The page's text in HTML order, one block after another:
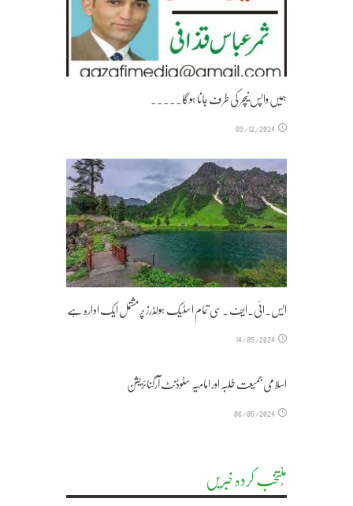
ہمیں واپس نیچر کی طرف جانا ہوگا۔۔۔۔۔
09/12/2024
ایس۔ائی۔ایف ۔سی تمام اسٹیک ہولڈرز پر مشتمل ایک ادارہ ہے
14/05/2024
اسلامی جمیعت طلبہ اور امامیہ سٹوڈنٹ آرگنائزیشن
06/05/2024
مُنتخب کردہ خبریں